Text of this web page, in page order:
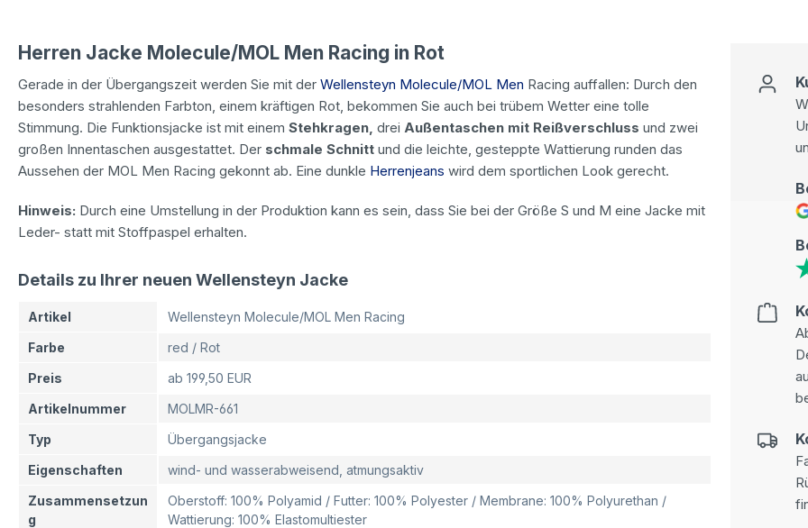
Herren Jacke Molecule/MOL Men Racing in Rot
Gerade in der Übergangszeit werden Sie mit der Wellensteyn Molecule/MOL Men Racing auffallen: Durch den
besonders strahlenden Farbton, einem kräftigen Rot, bekommen Sie auch bei trübem Wetter eine tolle
Stimmung. Die Funktionsjacke ist mit einem Stehkragen, drei Außentaschen mit Reißverschluss und zwei
großen Innentaschen ausgestattet. Der schmale Schnitt und die leichte, gesteppte Wattierung runden das
Aussehen der MOL Men Racing gekonnt ab. Eine dunkle Herrenjeans wird dem sportlichen Look gerecht.
Hinweis: Durch eine Umstellung in der Produktion kann es sein, dass Sie bei der Größe S und M eine Jacke mit
Leder- statt mit Stoffpaspel erhalten.
Details zu Ihrer neuen Wellensteyn Jacke
Artikel
Wellensteyn Molecule/MOL Men Racing
Farbe
red / Rot
Preis
ab 199,50 EUR
Artikelnummer
MOLMR-661
Typ
Übergangsjacke
Eigenschaften
wind- und wasserabweisend, atmungsaktiv
Zusammensetzun
g
Oberstoff: 100% Polyamid / Futter: 100% Polyester / Membrane: 100% Polyurethan /
Wattierung: 100% Elastomultiester